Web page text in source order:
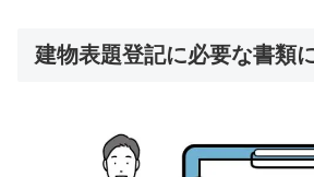
建物表題登記に必要な書類